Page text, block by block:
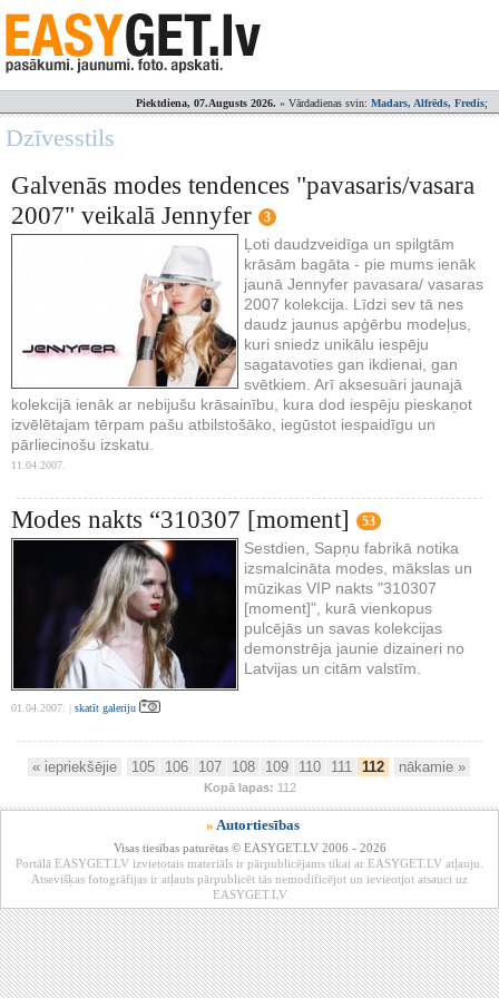
Piektdiena, 07.Augusts 2026. » Vārdadienas svin: Madars, Alfrēds, Fredis;
Dzīvesstils
Galvenās modes tendences "pavasaris/vasara
2007" veikalā Jennyfer
3
Ļoti daudzveidīga un spilgtām
krāsām bagāta - pie mums ienāk
jaunā Jennyfer pavasara/ vasaras
2007 kolekcija. Līdzi sev tā nes
daudz jaunus apģērbu modeļus,
kuri sniedz unikālu iespēju
sagatavoties gan ikdienai, gan
svētkiem. Arī aksesuāri jaunajā
kolekcijā ienāk ar nebijušu krāsainību, kura dod iespēju pieskaņot
izvēlētajam tērpam pašu atbilstošāko, iegūstot iespaidīgu un
pārliecinošu izskatu.
11.04.2007.
Modes nakts “310307 [moment] 53
Sestdien, Sapņu fabrikā notika
izsmalcināta modes, mākslas un
mūzikas VIP nakts "310307
[moment]", kurā vienkopus
pulcējās un savas kolekcijas
demonstrēja jaunie dizaineri no
Latvijas un citām valstīm.
01.04.2007. | skatīt galeriju
« iepriekšējie 105 106 107 108 109 110 111 112 nākamie »
Kopā lapas: 112
» Autortiesības
Visas tiesības paturētas © EASYGET.LV 2006 - 2026
Portālā EASYGET.LV izvietotais materiāls ir pārpublicējams tikai ar EASYGET.LV atļauju.
Atsevišķas fotogrāfijas ir atļauts pārpublicēt tās nemodificējot un ievieotjot atsauci uz
EASYGET.LV